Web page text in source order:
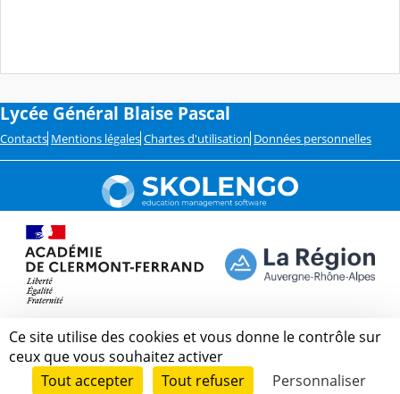
Lycée Général Blaise Pascal
Contacts Mentions légales Chartes d'utilisation Données personnelles
Ce site utilise des cookies et vous donne le contrôle sur
ceux que vous souhaitez activer
Tout accepter
Tout refuser Personnaliser